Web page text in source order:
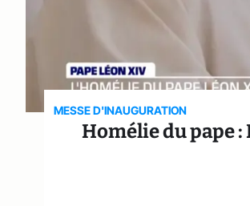
MESSE D'INAUGURATION
Homélie du pape